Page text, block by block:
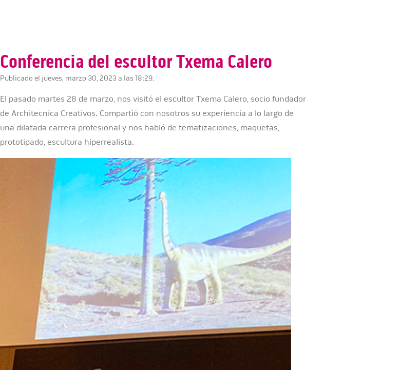
Conferencia del escultor Txema Calero
Publicado el jueves, marzo 30, 2023 a las 18:29.
El pasado martes 28 de marzo, nos visitó el escultor Txema Calero, socio fundador
de Architecnica Creativos. Compartió con nosotros su experiencia a lo largo de
una dilatada carrera profesional y nos habló de tematizaciones, maquetas,
prototipado, escultura hiperrealista.